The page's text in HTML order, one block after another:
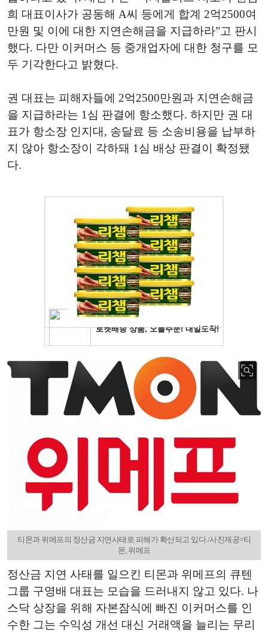
희 대표이사가 공동해 A씨 등에게 합계 2억2500여
만원 및 이에 대한 지연손해금을 지급하라”고 판시
했다. 다만 이커머스 등 중개업자에 대한 청구를 모
두 기각한다고 밝혔다.
권 대표는 피해자들에 2억2500만원과 지연손해금
을 지급하라는 1심 판결에 항소했다. 하지만 권 대
표가 항소장 인지대, 송달료 등 소송비용을 납부하
지 않아 항소장이 각하돼 1심 배상 판결이 확정됐
다.
티몬과 위메프의 정산금 지연사태로 피해가 확산되고 있다./사진제공=티
몬, 위메프
정산금 지연 사태를 일으킨 티몬과 위메프의 큐텐
그룹 구영배 대표는 모습을 드러내지 않고 있다. 나
스닥 상장을 위해 자본잠식에 빠진 이커머스를 인
수한 그는 수익성 개선 대신 거래액을 늘리는 무리